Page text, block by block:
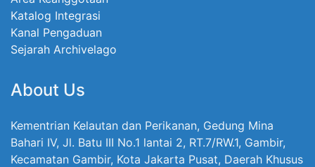
Katalog Integrasi
Kanal Pengaduan
Sejarah Archivelago
About Us
Kementrian Kelautan dan Perikanan, Gedung Mina
Bahari IV, Jl. Batu III No.1 lantai 2, RT.7/RW.1, Gambir,
Kecamatan Gambir, Kota Jakarta Pusat, Daerah Khusus